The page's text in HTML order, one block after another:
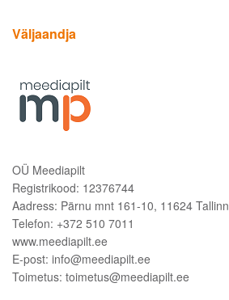
Väljaandja
OÜ Meediapilt
Registrikood: 12376744
Aadress: Pärnu mnt 161-10, 11624 Tallinn
Telefon: +372 510 7011
www.meediapilt.ee
E-post: info@meediapilt.ee
Toimetus: toimetus@meediapilt.ee